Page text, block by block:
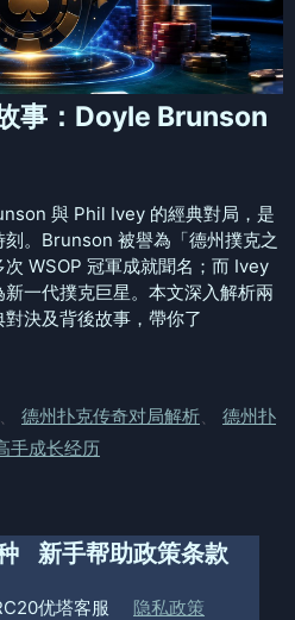
事：Doyle Brunson
與 Phil Ivey 的經典對局，是
。Brunson 被譽為「德州撲克之
WSOP 冠軍成就聞名；而 Ivey
一代撲克巨星。本文深入解析兩
決及背後故事，帶你了
德州扑克传奇对局解析
德州扑
手成长经历
新手帮助
优塔客服
政策条款
隐私政策